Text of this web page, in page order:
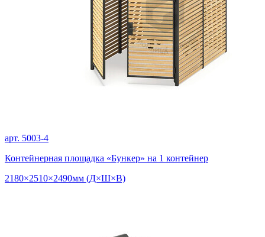
арт. 5003-4
Контейнерная площадка «Бункер» на 1 контейнер
2180×2510×2490мм (Д×Ш×В)